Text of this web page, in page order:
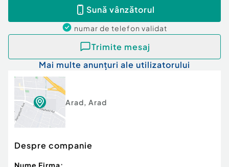
Sună vânzătorul
numar de telefon validat
Trimite mesaj
Mai multe anunțuri ale utilizatorului
Arad, Arad
Despre companie
Nume Firma: